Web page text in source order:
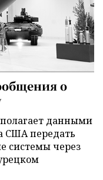
о
данными
США передать
системы через